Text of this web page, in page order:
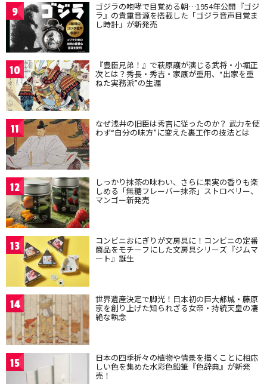
9 ゴジラの咆哮で目覚める朝…1954年公開『ゴジ
ラ』の貴重音源を搭載した「ゴジラ音声目覚ま
し時計」が新発売
10 『豊臣兄弟！』で萩原護が演じる武将・小堀正
次とは？秀長・秀吉・家康が重用、“出家を重
ねた実務派”の生涯
11 なぜ浅井の旧臣は秀吉に従ったのか？ 武力を使
わず“自分の味方”に変えた裏工作の技法とは
12 しっかり抹茶の味わい、さらに果実の香りも楽
しめる「無糖フレーバー抹茶」ストロベリー、
マンゴー新発売
13 コンビニおにぎりが文房具に！コンビニの定番
商品をモチーフにした文房具シリーズ『ジムマ
ート』誕生
14 世界遺産決定で脚光！日本初の巨大都城・藤原
京を創り上げた知られざる女帝・持統天皇の凄
絶な執念
15 日本の四季折々の植物や情景を描くことに相応
しい色を集めた水彩色鉛筆『色辞典』が新発
売！